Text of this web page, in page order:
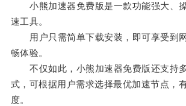
小熊加速器免费版是一款功能强大、
速工具。
用户只需简单下载安装，即可享受到
畅体验。
不仅如此，小熊加速器免费版还支持
式，可根据用户需求选择最优加速节点，
度。